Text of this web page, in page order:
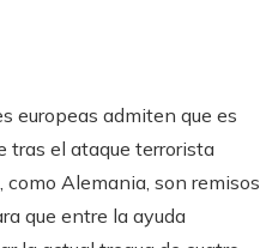
europeas admiten que es
tras el ataque terrorista
como Alemania, son remisos
que entre la ayuda